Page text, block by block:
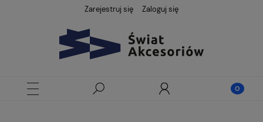
Zarejestruj się Zaloguj się